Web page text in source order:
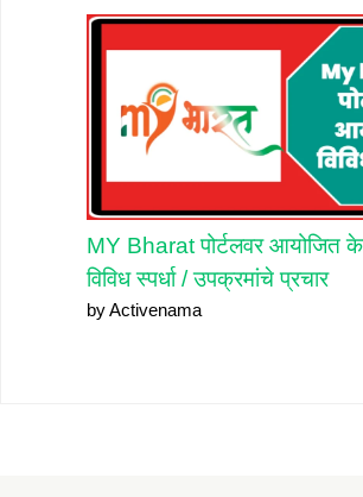
MY Bharat पोर्टलवर आयोजित
विविध स्पर्धा / उपक्रमांचे प्रचार
by Activenama